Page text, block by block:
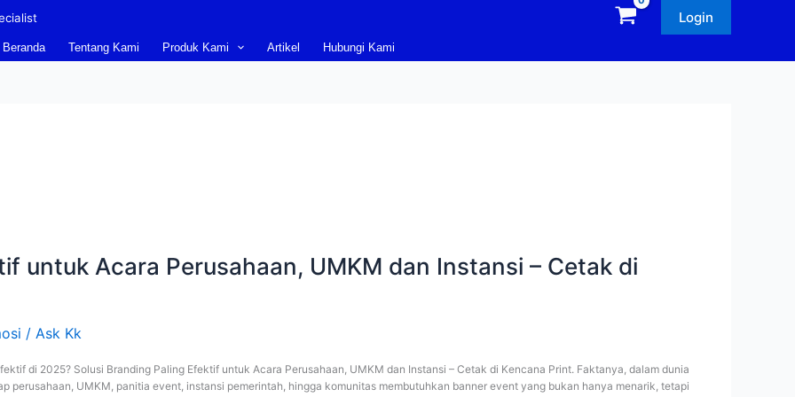
Login
Beranda Tentang Kami Produk Kami Artikel Hubungi Kami
untuk Acara Perusahaan, UMKM dan Instansi – Cetak di
/ Ask Kk
di 2025? Solusi Branding Paling Efektif untuk Acara Perusahaan, UMKM dan Instansi – Cetak di Kencana Print. Faktanya, dalam dunia
perusahaan, UMKM, panitia event, instansi pemerintah, hingga komunitas membutuhkan banner event yang bukan hanya menarik, tetapi